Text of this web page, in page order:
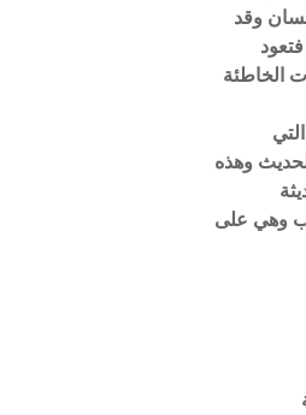
وقد
الخاطئة
وهذه
وهي على